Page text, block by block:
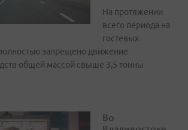
На протяжении
всего периода на
гостевых
запрещено движение
общей массой свыше 3,5 тонны
Во